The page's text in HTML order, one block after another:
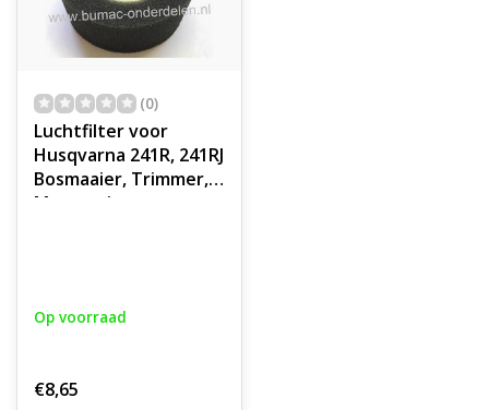
(0)
Luchtfilter voor
Husqvarna 241R, 241RJ
Bosmaaier, Trimmer,
Motorzeis
Op voorraad
€8,65